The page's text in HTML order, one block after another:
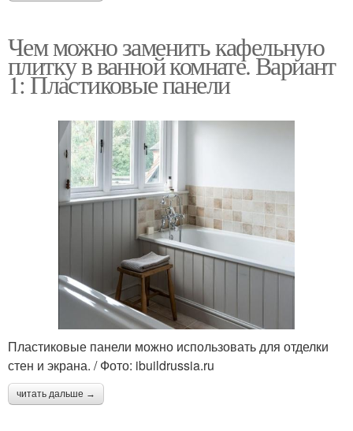
Чем можно заменить кафельную
плитку в ванной комнате. Вариант
1: Пластиковые панели
Пластиковые панели можно использовать для отделки
стен и экрана. / Фото: ibuildrussia.ru
читать дальше →